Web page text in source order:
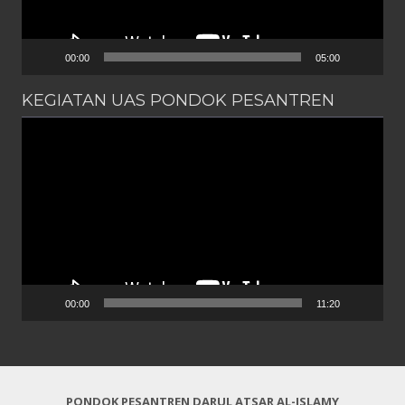
00:00 05:00
KEGIATAN UAS PONDOK PESANTREN
00:00 11:20
PONDOK PESANTREN DARUL ATSAR AL-ISLAMY